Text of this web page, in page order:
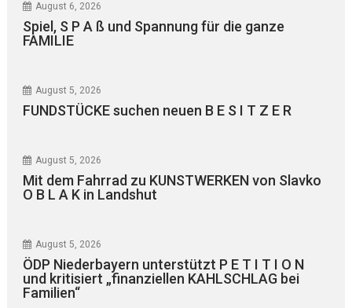
August 6, 2026
Spiel, S P A ß und Spannung für die ganze
FAMILIE
August 5, 2026
FUNDSTÜCKE suchen neuen B E S I T Z E R
August 5, 2026
Mit dem Fahrrad zu KUNSTWERKEN von Slavko
O B L A K in Landshut
August 5, 2026
ÖDP Niederbayern unterstützt P E T I T I O N
und kritisiert „finanziellen KAHLSCHLAG bei
Familien“